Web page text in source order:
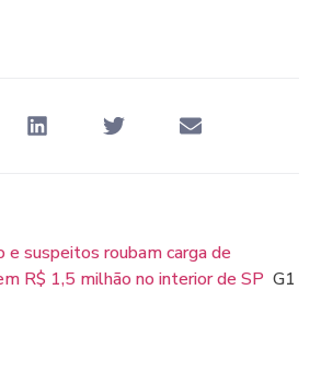
suspeitos roubam carga de
R$ 1,5 milhão no interior de SP G1